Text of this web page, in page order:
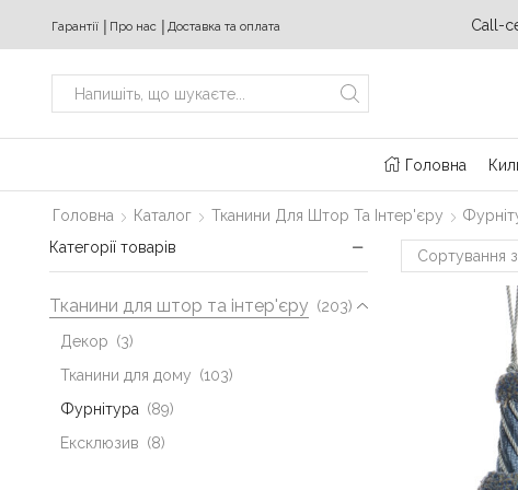
Гарантії Про нас Доставка та оплата
з 10:00 до 20:00 +380 (63) 469 22 17 Call-
Search
Головна
Головна Каталог Тканини Для Штор Та Інтер'єру
Категорії товарів
Тканини для штор та інтер'єру (203)
Декор (3)
Тканини для дому (103)
Фурнітура (89)
Ексклюзив (8)